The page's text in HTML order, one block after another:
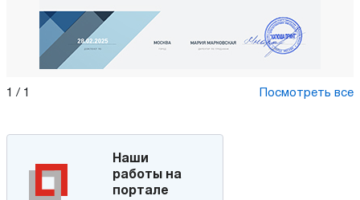
1 / 1 Посмотреть все
Наши
работы на
портале